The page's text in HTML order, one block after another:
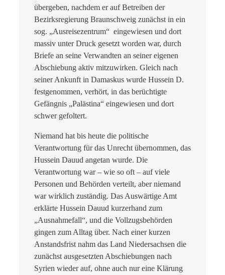
übergeben, nachdem er auf Betreiben der
Bezirksregierung Braunschweig zunächst in ein
sog. „Ausreisezentrum“ eingewiesen und dort
massiv unter Druck gesetzt worden war, durch
Briefe an seine Verwandten an seiner eigenen
Abschiebung aktiv mitzuwirken. Gleich nach
seiner Ankunft in Damaskus wurde Hussein D.
festgenommen, verhört, in das berüchtigte
Gefängnis „Palästina“ eingewiesen und dort
schwer gefoltert.
Niemand hat bis heute die politische
Verantwortung für das Unrecht übernommen, das
Hussein Dauud angetan wurde. Die
Verantwortung war – wie so oft – auf viele
Personen und Behörden verteilt, aber niemand
war wirklich zuständig. Das Auswärtige Amt
erklärte Hussein Dauud kurzerhand zum
„Ausnahmefall“, und die Vollzugsbehörden
gingen zum Alltag über. Nach einer kurzen
Anstandsfrist nahm das Land Niedersachsen die
zunächst ausgesetzten Abschiebungen nach
Syrien wieder auf, ohne auch nur eine Klärung